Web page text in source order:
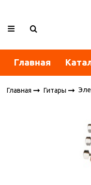
Главная
Главная Гитары